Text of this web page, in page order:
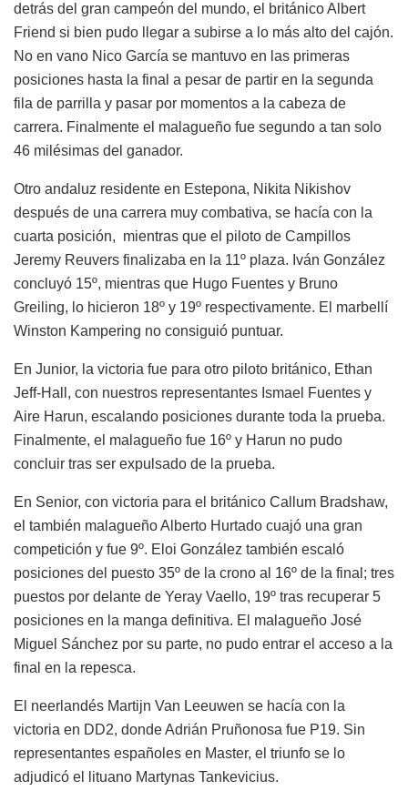
detrás del gran campeón del mundo, el británico Albert
Friend si bien pudo llegar a subirse a lo más alto del cajón.
No en vano Nico García se mantuvo en las primeras
posiciones hasta la final a pesar de partir en la segunda
fila de parrilla y pasar por momentos a la cabeza de
carrera. Finalmente el malagueño fue segundo a tan solo
46 milésimas del ganador.
Otro andaluz residente en Estepona, Nikita Nikishov
después de una carrera muy combativa, se hacía con la
cuarta posición, mientras que el piloto de Campillos
Jeremy Reuvers finalizaba en la 11º plaza. Iván González
concluyó 15º, mientras que Hugo Fuentes y Bruno
Greiling, lo hicieron 18º y 19º respectivamente. El marbellí
Winston Kampering no consiguió puntuar.
En Junior, la victoria fue para otro piloto británico, Ethan
Jeff-Hall, con nuestros representantes Ismael Fuentes y
Aire Harun, escalando posiciones durante toda la prueba.
Finalmente, el malagueño fue 16º y Harun no pudo
concluir tras ser expulsado de la prueba.
En Senior, con victoria para el británico Callum Bradshaw,
el también malagueño Alberto Hurtado cuajó una gran
competición y fue 9º. Eloi González también escaló
posiciones del puesto 35º de la crono al 16º de la final; tres
puestos por delante de Yeray Vaello, 19º tras recuperar 5
posiciones en la manga definitiva. El malagueño José
Miguel Sánchez por su parte, no pudo entrar el acceso a la
final en la repesca.
El neerlandés Martijn Van Leeuwen se hacía con la
victoria en DD2, donde Adrián Pruñonosa fue P19. Sin
representantes españoles en Master, el triunfo se lo
adjudicó el lituano Martynas Tankevicius.